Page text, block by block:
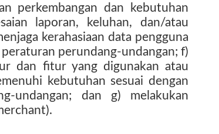
perkembangan dan kebutuhan
laporan, keluhan, dan/atau
kerahasiaan data pengguna
perundang-undangan; f)
dan fitur yang digunakan atau
kebutuhan sesuai dengan
undangan; dan g) melakukan